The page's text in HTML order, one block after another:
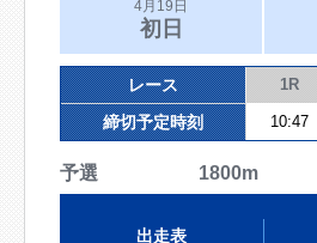
4月19日
初日
レース 1R
締切予定時刻 10:47
予選 1800m
出走表